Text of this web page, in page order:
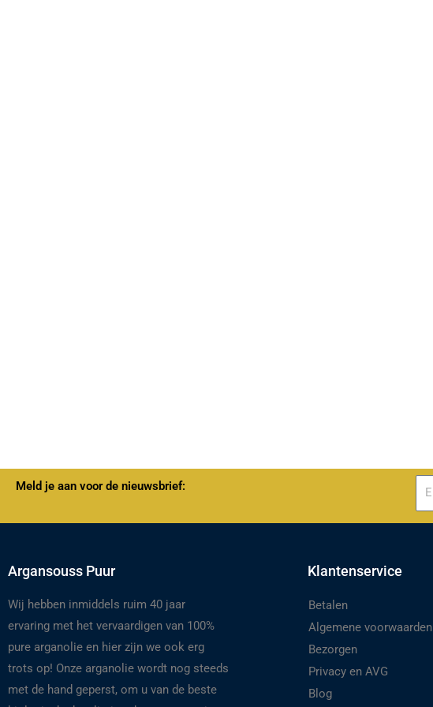
Meld je aan voor de nieuwsbrief:
Argansouss Puur
Wij hebben inmiddels ruim 40 jaar
ervaring met het vervaardigen van 100%
pure arganolie en hier zijn we ook erg
trots op! Onze arganolie wordt nog steeds
met de hand geperst, om u van de beste
Klantenservice
Betalen
Algemene voorwaarden
Bezorgen
Privacy en AVG
Blog